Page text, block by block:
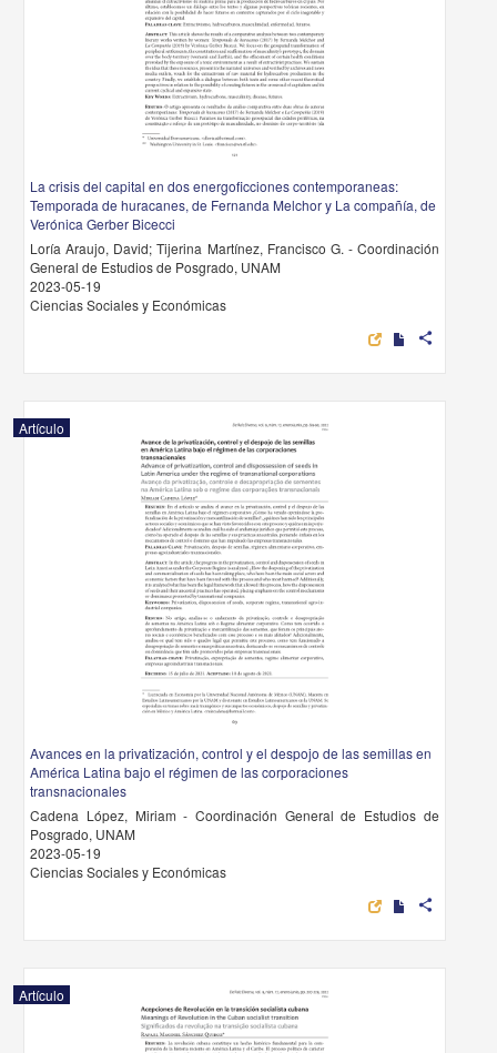
La crisis del capital en dos energoficciones contemporaneas:
Temporada de huracanes, de Fernanda Melchor y La compañía, de
Verónica Gerber Bicecci
Loría Araujo, David; Tijerina Martínez, Francisco G. - Coordinación
General de Estudios de Posgrado, UNAM
2023-05-19
Ciencias Sociales y Económicas
share
Artículo
Avances en la privatización, control y el despojo de las semillas en
América Latina bajo el régimen de las corporaciones
transnacionales
Cadena López, Miriam - Coordinación General de Estudios de
Posgrado, UNAM
2023-05-19
Ciencias Sociales y Económicas
share
Artículo